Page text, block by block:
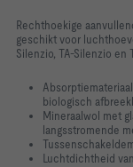
Rechthoekige
geschikt voor
Silenzio, TA-Silenzio en
biologisch
Mineraalwol met
langsstromende
Luchtdichtheid